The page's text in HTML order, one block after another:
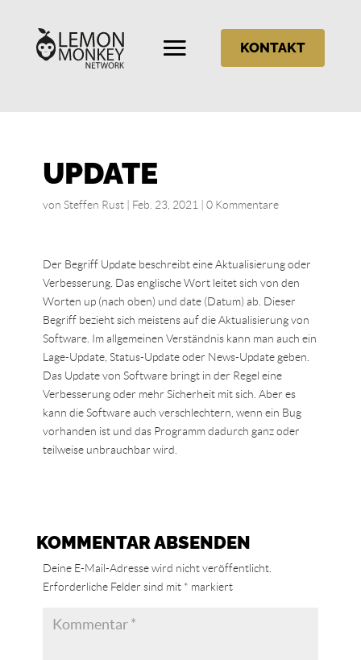
KONTAKT
UPDATE
von Steffen Rust| Feb. 23, 2021 0 Kommentare
Der Begriff Update beschreibt eine Aktualisierung oder
Verbesserung. Das englische Wort leitet sich von den
Worten up (nach oben) und date (Datum) ab. Dieser
Begriff bezieht sich meistens auf die Aktualisierung von
Software. Im allgemeinen Verständnis kann man auch ein
Lage-Update, Status-Update oder News-Update geben.
Das Update von Software bringt in der Regel eine
Verbesserung oder mehr Sicherheit mit sich. Aber es
kann die Software auch verschlechtern, wenn ein Bug
vorhanden ist und das Programm dadurch ganz oder
teilweise unbrauchbar wird.
KOMMENTAR ABSENDEN
Deine E-Mail-Adresse wird nicht veröffentlicht.
Erforderliche Felder sind mit * markiert